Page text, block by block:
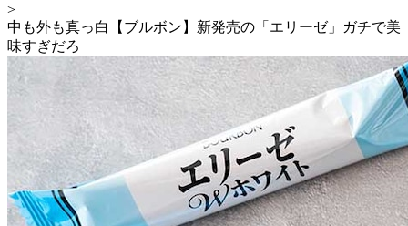
>
中も外も真っ白【ブルボン】新発売の「エリーゼ」ガチで美
味すぎだろ